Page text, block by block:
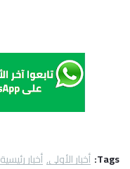
Tags: أخبار الأولى أخبار رئيسية